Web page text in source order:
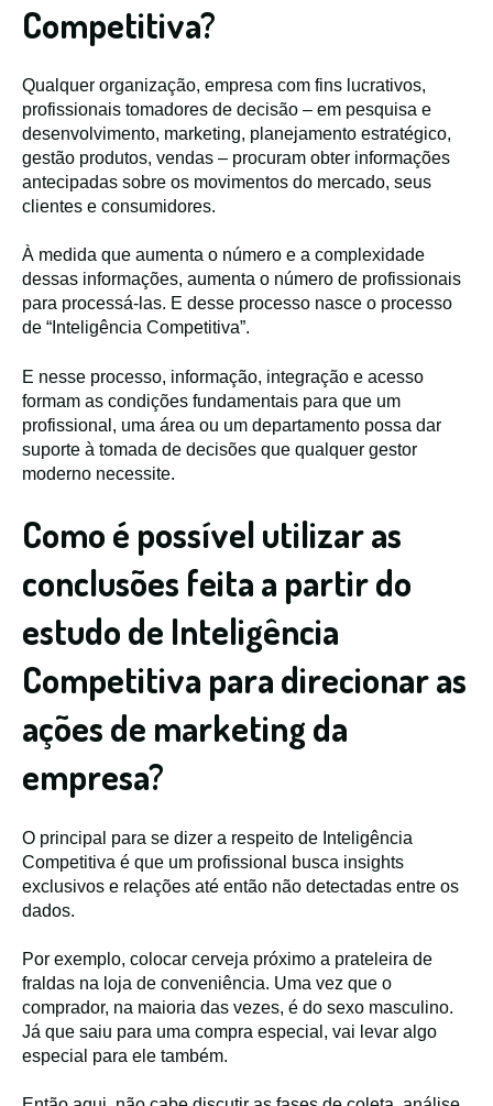
Competitiva?
Qualquer organização, empresa com fins lucrativos,
profissionais tomadores de decisão – em pesquisa e
desenvolvimento, marketing, planejamento estratégico,
gestão produtos, vendas – procuram obter informações
antecipadas sobre os movimentos do mercado, seus
clientes e consumidores.
À medida que aumenta o número e a complexidade
dessas informações, aumenta o número de profissionais
para processá-las. E desse processo nasce o processo
de “Inteligência Competitiva”.
E nesse processo, informação, integração e acesso
formam as condições fundamentais para que um
profissional, uma área ou um departamento possa dar
suporte à tomada de decisões que qualquer gestor
moderno necessite.
Como é possível utilizar as
conclusões feita a partir do
estudo de Inteligência
Competitiva para direcionar as
ações de marketing da
empresa?
O principal para se dizer a respeito de Inteligência
Competitiva é que um profissional busca insights
exclusivos e relações até então não detectadas entre os
dados.
Por exemplo, colocar cerveja próximo a prateleira de
fraldas na loja de conveniência. Uma vez que o
comprador, na maioria das vezes, é do sexo masculino.
Já que saiu para uma compra especial, vai levar algo
especial para ele também.